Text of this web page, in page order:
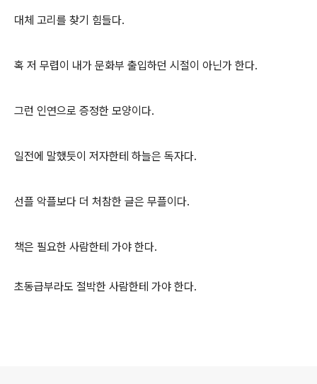
대체 고리를 찾기 힘들다.
혹 저 무렵이 내가 문화부 출입하던 시절이 아닌가 한다.
그런 인연으로 증정한 모양이다.
일전에 말했듯이 저자한테 하늘은 독자다.
선플 악플보다 더 처참한 글은 무플이다.
책은 필요한 사람한테 가야 한다.
초동급부라도 절박한 사람한테 가야 한다.